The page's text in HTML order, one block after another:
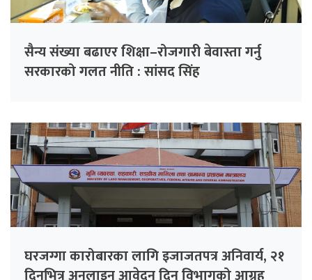
सैन्य संख्या बढाएर शिक्षा–रोजगारी बेवास्ता गर्नु
सरकारको गलत नीति : सांसद सिंह
घरजग्गा कारोबारका लागि इजाजतपत्र अनिवार्य, २१